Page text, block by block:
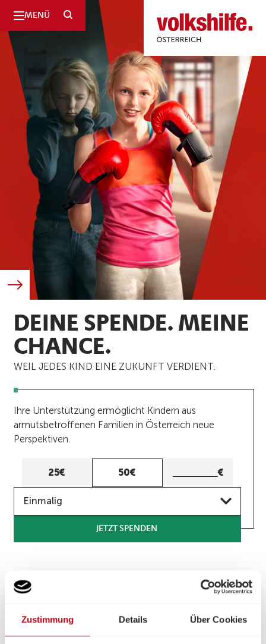
Zustimmung Details Über Cookies
MENÜ SUCHE
Volkshilfe
Österreich
DEINE SPENDE. MEINE
CHANCE.
WEIL JEDES KIND EINE ZUKUNFT VERDIENT.
Ihre Unterstützung ermöglicht Kindern aus
armutsbetroffenen Familien in Österreich neue
Perspektiven.
25€ 50€
Betrag
€
Einmalig
JETZT SPENDEN